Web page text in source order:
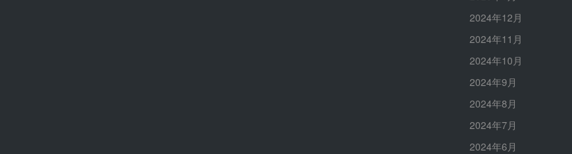
2024年12月
2024年11月
2024年10月
2024年9月
2024年8月
2024年7月
2024年6月